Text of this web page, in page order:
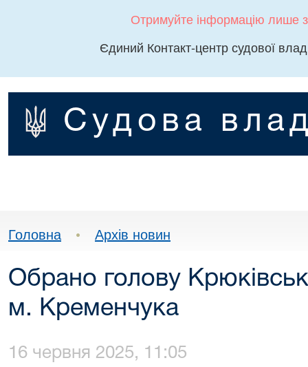
Отримуйте інформацію лише
Єдиний Контакт-центр судової
Судова
Головна • Архів новин
Обрано голову
м. Кременчука
16 червня 2025, 11:05